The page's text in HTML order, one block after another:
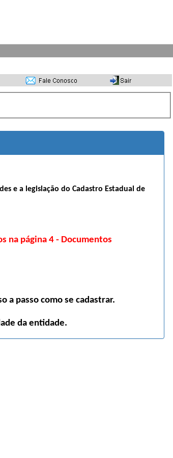
e a legislação do Cadastro Estadual de
na página 4 - Documentos
a passo como se cadastrar.
da entidade.